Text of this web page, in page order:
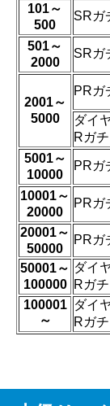
101～
500
SRガ
501～
2000
SRガ
2001～
5000
PRガ
ダイ
Rガ
5001～
10000
PRガ
10001～
20000
PRガ
20001～
50000
PRガ
50001～
100000
ダイ
Rガ
100001
～
ダイ
Rガ